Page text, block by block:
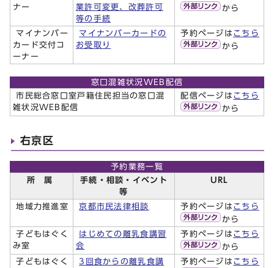
ナー
業許可変更、改葬許可
等の手続
から
マイナンバー
カード交付コ
ーナー
マイナンバーカードの
お受取り
予約ページは こちら
から
窓口混雑状況WEB配信
市民総合窓口室戸籍住民担当の窓口混
雑状況WEB配信
配信ページは こちら
から
右京区
予約業務一覧
所 属
手続・相談・イベント
等
URL
地域力推進室 京都市民法律相談 予約ページは こちら
から
子どもはぐく
み室
はじめての離乳食講習
会
予約ページは こちら
から
子どもはぐく
3回食からの離乳食講
予約ページは こちら